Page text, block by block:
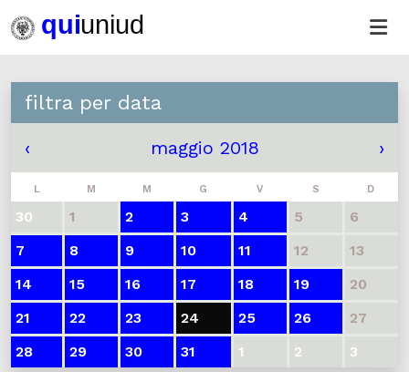
filtra per data
‹ maggio 2018 ›
L M M G V S D
30 1 2 3 4 5
6
7
8 9 10 11 12
13
14
15 16 17 18 19
20
21
22 23 24 25 26
27
28
29 30 31 1 2 3